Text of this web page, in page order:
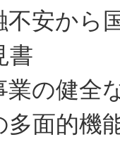
不安から
書
業の健全
多面的機